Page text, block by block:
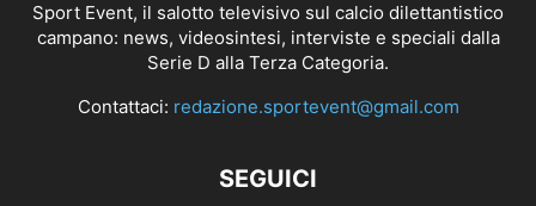
Sport Event, il salotto televisivo sul calcio dilettantistico
campano: news, videosintesi, interviste e speciali dalla
Serie D alla Terza Categoria.
Contattaci: redazione.sportevent@gmail.com
SEGUICI